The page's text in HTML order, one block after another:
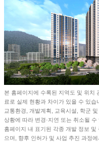
본 홈페이지에 수록된 지역도 및 위치
료로 실제 현황과 차이가 있을 수 있습
교통환경, 개발계획, 교육시설, 학군
상황에 따라 변경·지연 또는 취소될
홈페이지 내 표기된 각종 개발 정보
으며, 향후 인허가 및 사업 추진 과정